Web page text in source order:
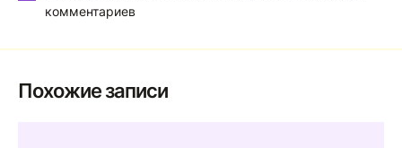
комментариев
Похожие записи